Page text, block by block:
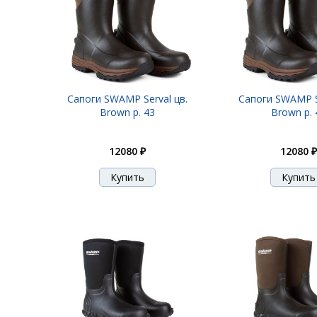
Сапоги SWAMP Serval цв.
Brown р. 43
12080 ₽
Сапоги SWAMP
Brown р.
12080 ₽